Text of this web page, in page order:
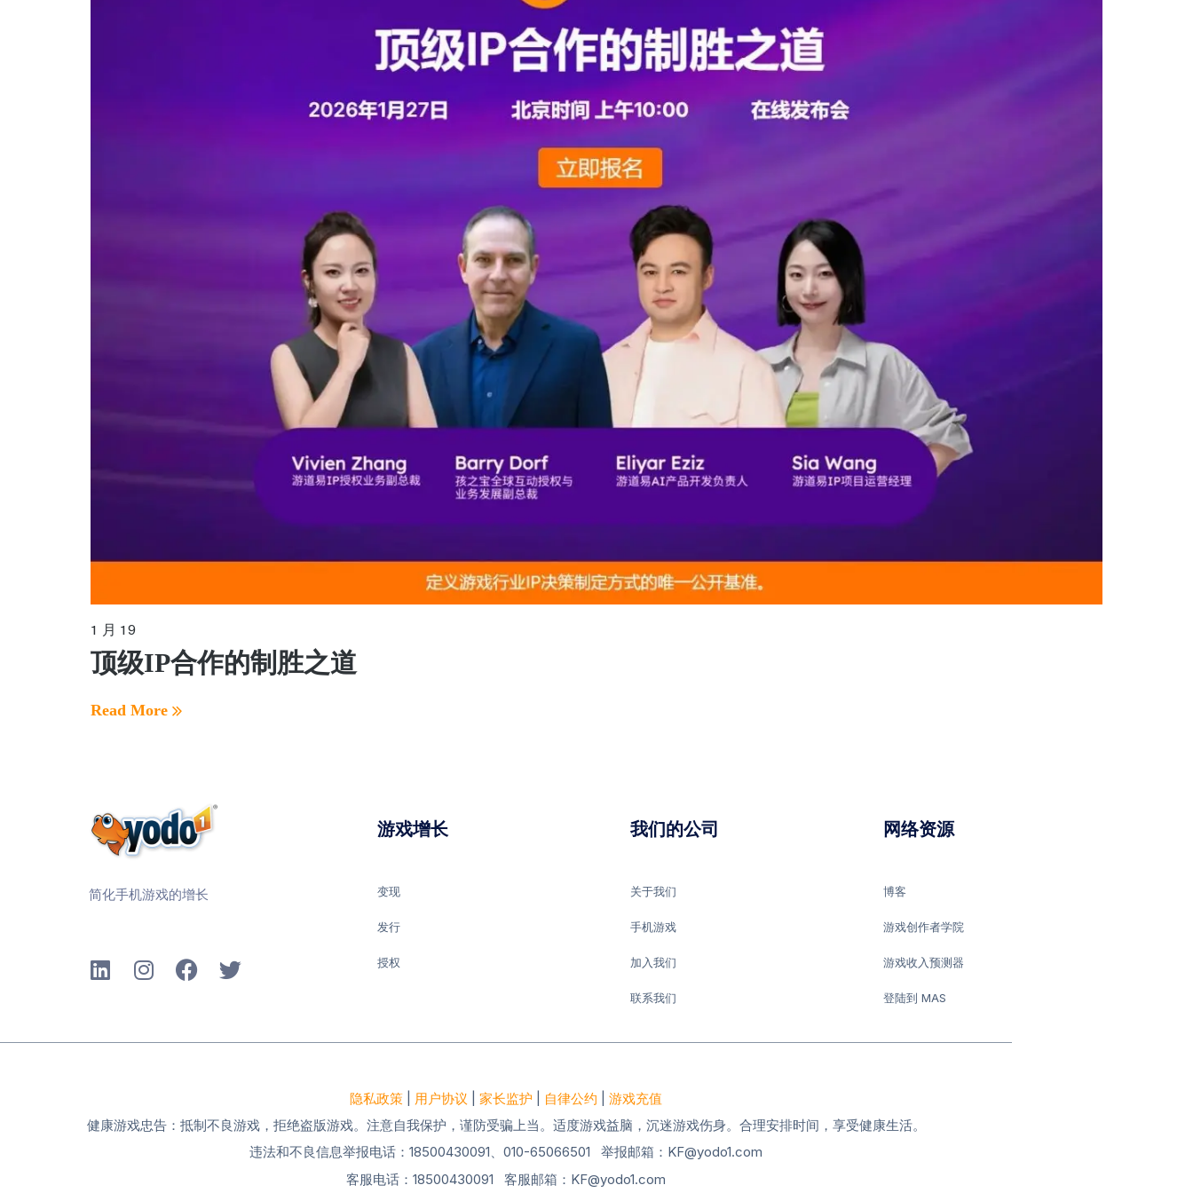
1 月 19
顶级IP合作的制胜之道
Read More
简化手机游戏的增长
游戏增长
变现
发行
授权
我们的公司
关于我们
手机游戏
加入我们
联系我们
网络资源
博客
游戏创作者学院
游戏收入预测器
登陆到 MAS
隐私政策 用户协议 家长监护 自律公约
游戏充值
健康游戏忠告：抵制不良游戏，拒绝盗版游戏。注意自我保护，谨防受骗上当。适度游戏益脑，沉迷游戏伤身。合理安排时间，享受健康生活。
违法和不良信息举报电话：18500430091、010-65066501 举报邮箱：KF@yodo1.com
客服电话：18500430091 客服邮箱：KF@yodo1.com